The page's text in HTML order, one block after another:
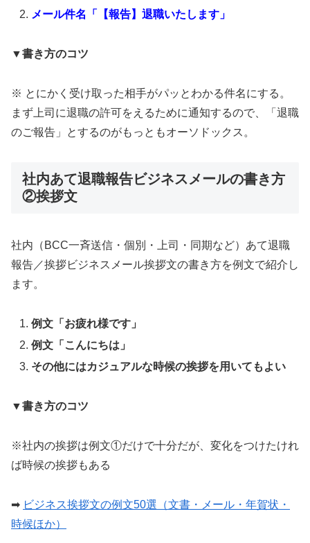
メール件名「【報告】退職いたします」
▼書き方のコツ
※ とにかく受け取った相手がパッとわかる件名にする。
まず上司に退職の許可をえるために通知するので、「退職
のご報告」とするのがもっともオーソドックス。
社内あて退職報告ビジネスメールの書き方
②挨拶文
社内（BCC一斉送信・個別・上司・同期など）あて退職
報告／挨拶ビジネスメール挨拶文の書き方を例文で紹介し
ます。
例文「お疲れ様です」
例文「こんにちは 」
その他にはカジュアルな時候の挨拶を用いてもよい
▼書き方のコツ
※社内の挨拶は例文①だけで十分だが、変化をつけたけれ
ば時候の挨拶もある
➡︎ ビジネス挨拶文の例文50選（文書・メール・年賀状・
時候ほか）